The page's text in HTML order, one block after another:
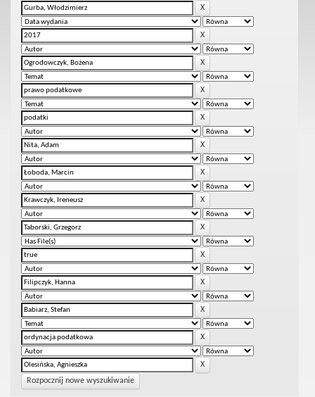
Rozpocznij nowe wyszukiwanie